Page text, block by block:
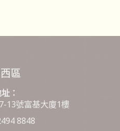
區
：
13號富基大廈1樓
8848